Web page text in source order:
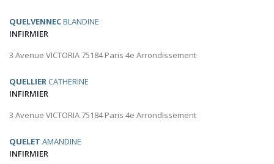
QUELVENNECBLANDINE
INFIRMIER
3 Avenue VICTORIA 75184 Paris 4e Arrondissement
QUELLIER CATHERINE
INFIRMIER
3 Avenue VICTORIA 75184 Paris 4e Arrondissement
QUELET AMANDINE
INFIRMIER